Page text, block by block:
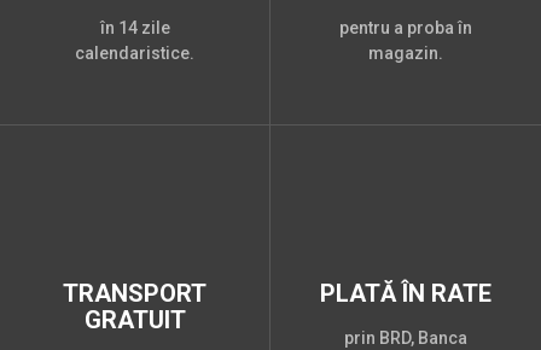
în 14 zile
calendaristice.
pentru a proba în
magazin.
TRANSPORT
GRATUIT
PLATĂ ÎN RATE
prin BRD, Banca